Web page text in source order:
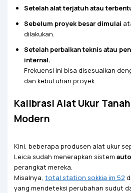
Setelah alat terjatuh atau
Sebelum proyek besar dimulai
dilakukan.
Setelah perbaikan teknis atau
internal.
Frekuensi ini bisa disesuaikan
dan kebutuhan proyek.
Kalibrasi Alat Ukur
Modern
Kini, beberapa produsen alat ukur
Leica sudah menerapkan sistem
perangkat mereka.
Misalnya, total station sokkia im 52
yang mendeteksi perubahan sudut